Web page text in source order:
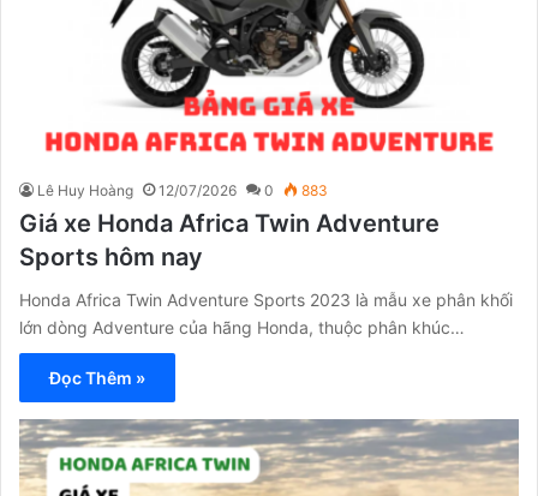
Lê Huy Hoàng 12/07/2026 0 883
Giá xe Honda Africa Twin Adventure
Sports hôm nay
Honda Africa Twin Adventure Sports 2023 là mẫu xe phân khối
lớn dòng Adventure của hãng Honda, thuộc phân khúc…
Đọc Thêm »